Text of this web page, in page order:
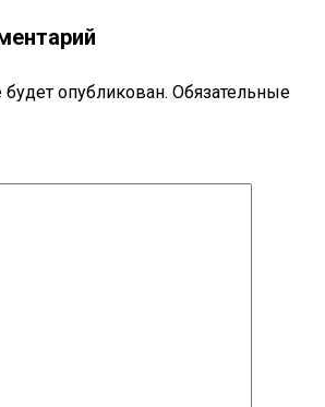
опубликован. Обязательные